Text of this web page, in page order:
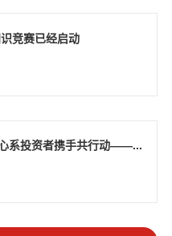
竞赛已经启动
系投资者携手共行动——...